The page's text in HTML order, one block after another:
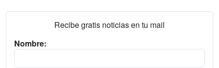
Recibe gratis noticias en tu mail
Nombre: